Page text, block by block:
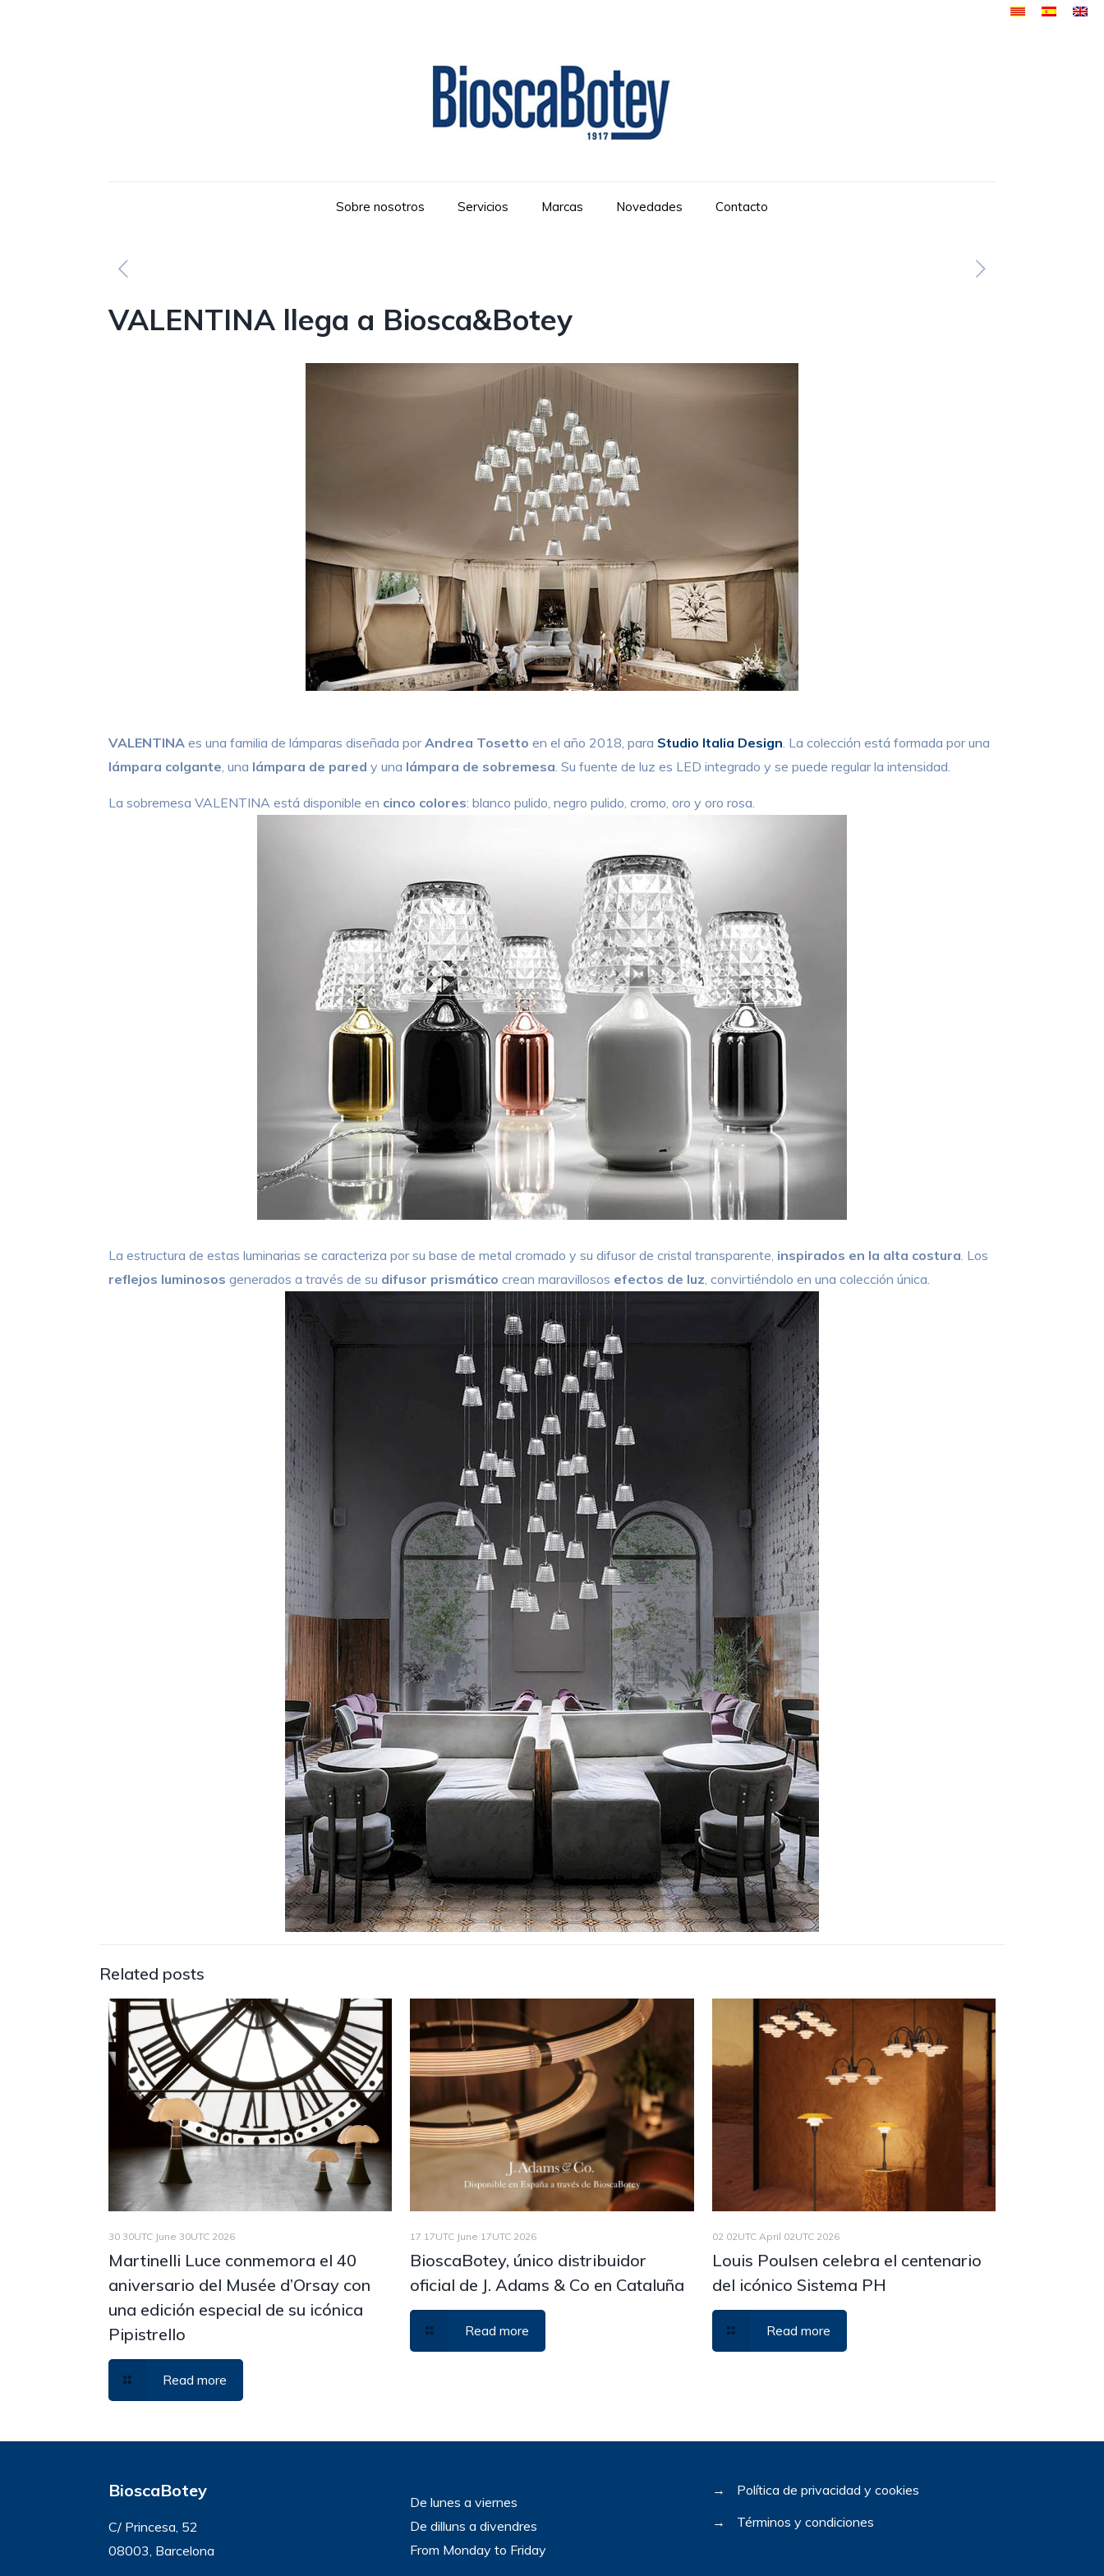
Sobre nosotros Servicios Marcas Novedades Contacto
VALENTINA llega a Biosca&Botey
VALENTINA es una familia de lámparas diseñada porAndrea Tosetto en el año 2018, para Studio Italia Design. La colección está formada por una
lámpara colgante, una lámpara de pared y una lámpara de sobremesa. Su fuente de luz es LED integrado y se puede regular la intensidad.
La sobremesa VALENTINA está disponible en cinco colores: blanco pulido, negro pulido, cromo, oro y oro rosa.
La estructura de estas luminarias se caracteriza por su base de metal cromado y su difusor de cristal transparente, inspirados en la alta costura. Los
reflejos luminosos generados a través de su difusor prismático crean maravillosos efectos de luz, convirtiéndolo en una colección única.
Related posts
30 30UTC June 30UTC 2026
Martinelli Luce conmemora el 40
aniversario del Musée d’Orsay con
una edición especial de su icónica
Pipistrello
Read more
17 17UTC June 17UTC 2026
BioscaBotey, único distribuidor
oficial de J. Adams & Co en Cataluña
Read more
02 02UTC April 02UTC 2026
Louis Poulsen celebra el centenario
del icónico Sistema PH
Read more
BioscaBotey
C/ Princesa, 52
08003, Barcelona
De lunes a viernes
De dilluns a divendres
From Monday to Friday
→
Política de privacidad y cookies
→
Términos y condiciones